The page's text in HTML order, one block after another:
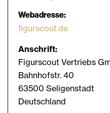
Webadresse:
figurscout.de
Anschrift:
Figurscout Vertriebs
Bahnhofstr. 40
63500 Seligenstadt
Deutschland